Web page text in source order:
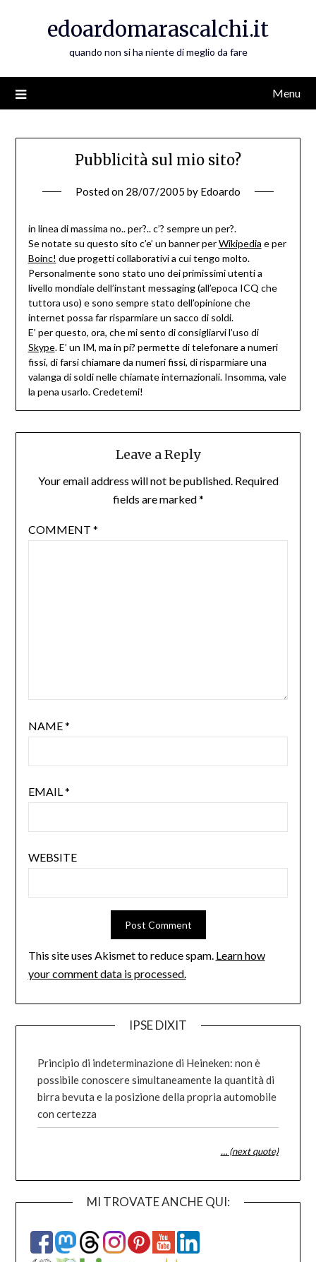
edoardomarascalchi.it
quando non si ha niente di meglio da fare
Menu
Pubblicità sul mio sito?
Posted on 28/07/2005 by Edoardo
in linea di massima no.. per?.. c’? sempre un per?.
Se notate su questo sito c’e’ un banner perWikipedia e per
Boinc! due progetti collaborativi a cui tengo molto.
Personalmente sono stato uno dei primissimi utenti a
livello mondiale dell’instant messaging (all’epoca ICQ che
tuttora uso) e sono sempre stato dell’opinione che
internet possa far risparmiare un sacco di soldi.
E’ per questo, ora, che mi sento di consigliarvi l’uso di
Skype. E’ un IM, ma in pi? permette di telefonare a numeri
fissi, di farsi chiamare da numeri fissi, di risparmiare una
valanga di soldi nelle chiamate internazionali. Insomma, vale
la pena usarlo. Credetemi!
Leave a Reply
Your email address will not be published. Required
fields are marked*
COMMENT *
NAME*
EMAIL*
WEBSITE
This site uses Akismet to reduce spam. Learn how
your comment data is processed.
IPSE DIXIT
Principio di indeterminazione di Heineken: non è
possibile conoscere simultaneamente la quantità di
birra bevuta e la posizione della propria automobile
con certezza
… (next quote)
MI TROVATE ANCHE QUI: